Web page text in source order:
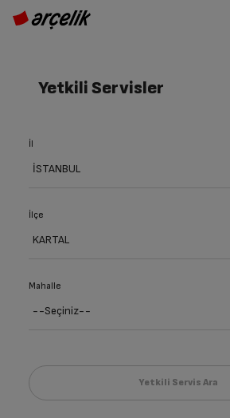
Yetkili Servisler
İl
İlçe
Mahalle